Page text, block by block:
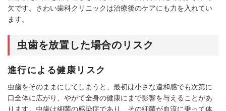
欠です。さわい歯科クリニックは治療後のケアにも力を入れてい
ます。
虫歯を放置した場合のリスク
進行による健康リスク
虫歯をそのままにしてしまうと、最初は小さな違和感でも次第に
口全体に広がり、やがて全身の健康にまで影響を与えることがあ
ります。虫歯は細菌の感染症であり、その細菌が血流に乗って体